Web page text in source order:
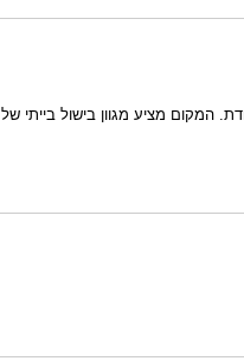
המקום מציע מגוון בישול בייתי של